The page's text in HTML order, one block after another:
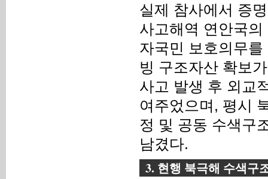
실제 참사에서 증
사고해역 연안국
자국민 보호의무
빙 구조자산 확보
사고 발생 후 외교
여주었으며, 평시
정 및 공동 수색구
남겼다.
3. 현행 북극해 수색구